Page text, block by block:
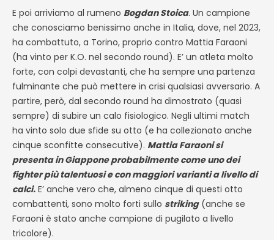
E poi arriviamo al rumeno Bogdan Stoica. Un campione
che conosciamo benissimo anche in Italia, dove, nel 2023,
ha combattuto, a Torino, proprio contro Mattia Faraoni
(ha vinto per K.O. nel secondo round). E’ un atleta molto
forte, con colpi devastanti, che ha sempre una partenza
fulminante che può mettere in crisi qualsiasi avversario. A
partire, però, dal secondo round ha dimostrato (quasi
sempre) di subire un calo fisiologico. Negli ultimi match
ha vinto solo due sfide su otto (e ha collezionato anche
cinque sconfitte consecutive). Mattia Faraoni si
presenta in Giappone probabilmente come uno dei
fighter più talentuosi e con maggiori varianti a livello di
calci. E’ anche vero che, almeno cinque di questi otto
combattenti, sono molto forti sullo striking(anche se
Faraoni è stato anche campione di pugilato a livello
tricolore).